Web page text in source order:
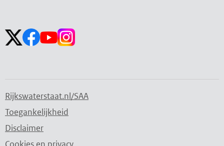
Rijkswaterstaat.nl/SAA
Toegankelijkheid
Disclaimer